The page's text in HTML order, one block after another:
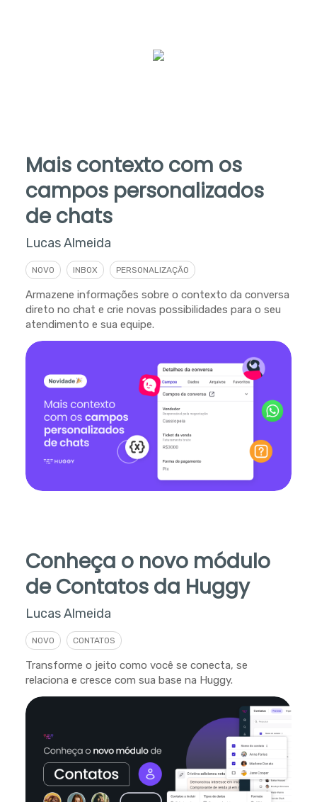
Mais contexto com os
campos personalizados
de chats
Lucas Almeida
NOVO INBOX PERSONALIZAÇÃO
Armazene informações sobre o contexto da conversa
direto no chat e crie novas possibilidades para o seu
atendimento e sua equipe.
Conheça o novo módulo
de Contatos da Huggy
Lucas Almeida
NOVO CONTATOS
Transforme o jeito como você se conecta, se
relaciona e cresce com sua base na Huggy.